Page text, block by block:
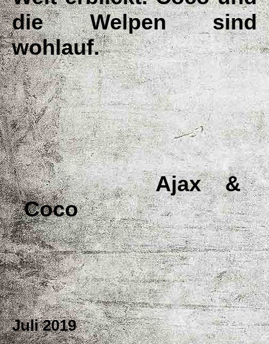
die Welpen sind
wohlauf.
Ajax &
Coco
Juli 2019